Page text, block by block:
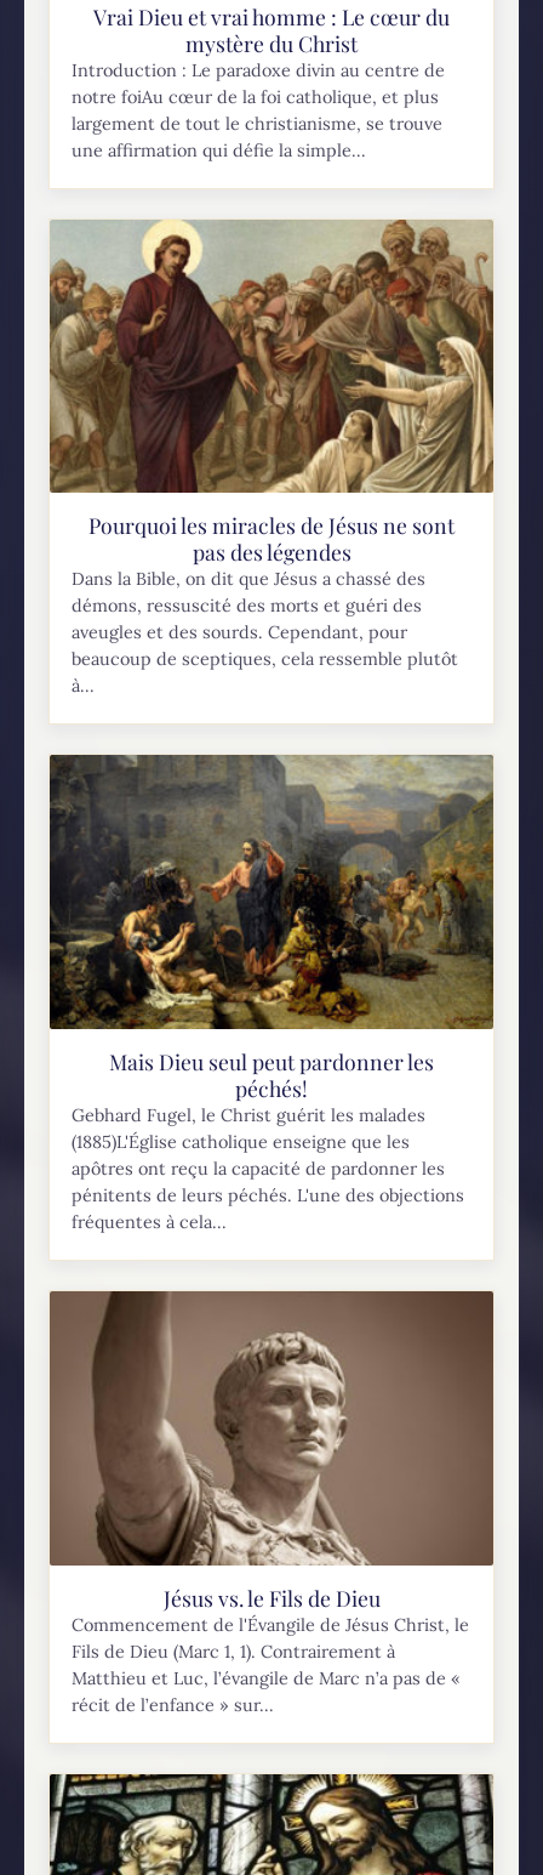
Vrai Dieu et vrai homme : Le cœur du
mystère du Christ
Introduction : Le paradoxe divin au centre de
notre foiAu cœur de la foi catholique, et plus
largement de tout le christianisme, se trouve
une affirmation qui défie la simple...
Pourquoi les miracles de Jésus ne sont
pas des légendes
Dans la Bible, on dit que Jésus a chassé des
démons, ressuscité des morts et guéri des
aveugles et des sourds. Cependant, pour
beaucoup de sceptiques, cela ressemble plutôt
à...
Mais Dieu seul peut pardonner les
péchés!
Gebhard Fugel, le Christ guérit les malades
(1885)L'Église catholique enseigne que les
apôtres ont reçu la capacité de pardonner les
pénitents de leurs péchés. L'une des objections
fréquentes à cela...
Jésus vs. le Fils de Dieu
Commencement de l'Évangile de Jésus Christ, le
Fils de Dieu (Marc 1, 1). Contrairement à
Matthieu et Luc, l’évangile de Marc n’a pas de «
récit de l’enfance » sur...